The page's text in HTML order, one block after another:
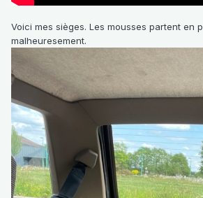
Voici mes sièges. Les mousses partent en
malheuresement.